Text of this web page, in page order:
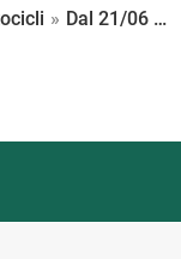
» Dal 21/06 al 8/09, per traffico in direzione periferia da via Saffi svolta obbligatoria a destra su via San Pio V, eccetto residenti e accedenti a proprietà e attività commerciali nel tratto di via Saffi fino al n.63 e in via della Secchia. Da via San Pio V il traffico privato potrà immettersi su via Malvasia solo in direzione via Casarini, mentre è corsia preferenziale riservata ai bus il tratto che svolta a sinistra per immettersi su Malvasia e tornare su via Saffi